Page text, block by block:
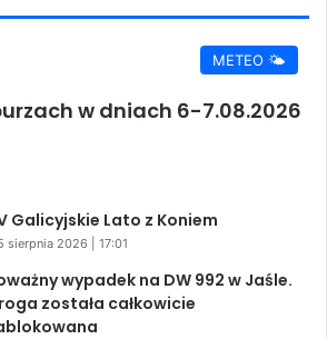
METEO 🌤️
w dniach 6-7.08.2026
Galicyjskie Lato z Koniem
sierpnia 2026 | 17:01
wypadek na DW 992 w Jaśle.
została całkowicie